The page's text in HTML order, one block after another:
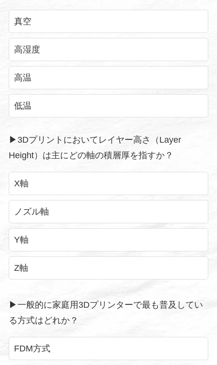
真空
高湿度
高温
低温
▶︎3Dプリントにおいてレイヤー高さ（Layer
Height）は主にどの軸の積層厚を指すか？
X軸
ノズル軸
Y軸
Z軸
▶︎一般的に家庭用3Dプリンターで最も普及してい
る方式はどれか？
FDM方式